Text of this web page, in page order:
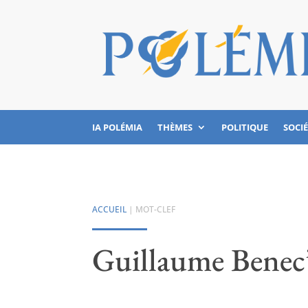
IA POLÉMIA THÈMES POLITIQUE
ACCUEIL | MOT-CLEF
Guillaume